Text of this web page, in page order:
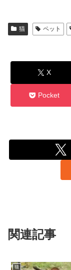
猫 ペット
X
Pocket
関連記事
猫